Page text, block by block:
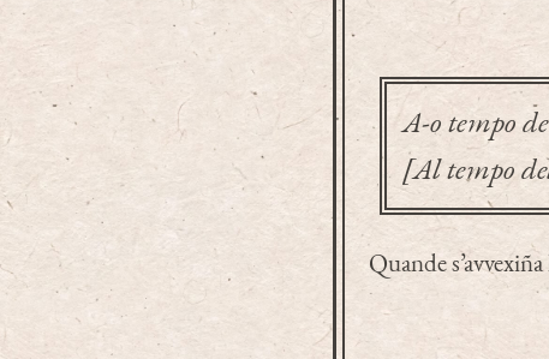
A-o tempo
[Al tempo
Quande